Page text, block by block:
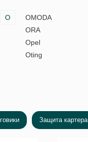
O
OMODA
ORA
Opel
Oting
Защита картера